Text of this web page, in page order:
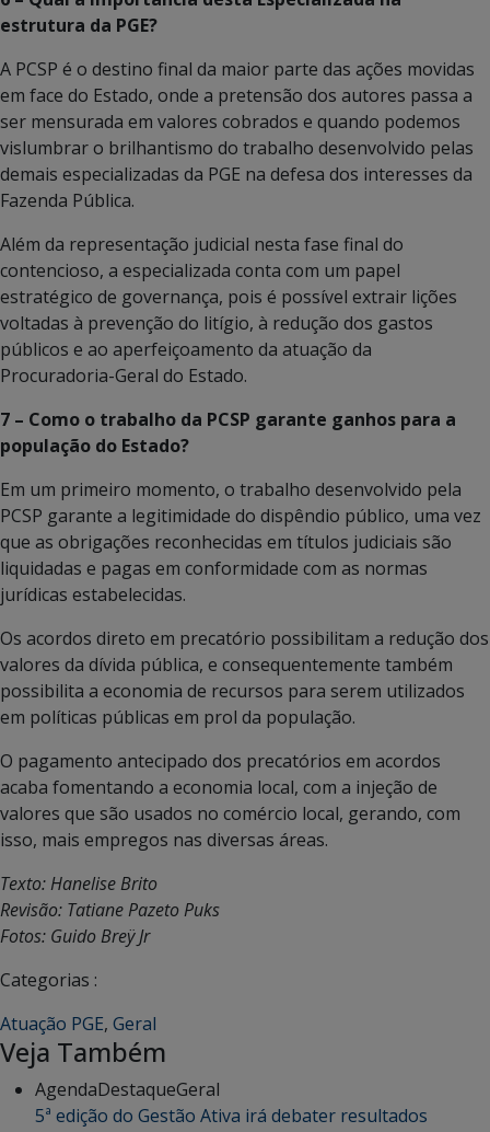
estrutura da PGE?
A PCSP é o destino final da maior parte das ações movidas
em face do Estado, onde a pretensão dos autores passa a
ser mensurada em valores cobrados e quando podemos
vislumbrar o brilhantismo do trabalho desenvolvido pelas
demais especializadas da PGE na defesa dos interesses da
Fazenda Pública.
Além da representação judicial nesta fase final do
contencioso, a especializada conta com um papel
estratégico de governança, pois é possível extrair lições
voltadas à prevenção do litígio, à redução dos gastos
públicos e ao aperfeiçoamento da atuação da
Procuradoria-Geral do Estado.
7 – Como o trabalho da PCSP garante ganhos para a
população do Estado?
Em um primeiro momento, o trabalho desenvolvido pela
PCSP garante a legitimidade do dispêndio público, uma vez
que as obrigações reconhecidas em títulos judiciais são
liquidadas e pagas em conformidade com as normas
jurídicas estabelecidas.
Os acordos direto em precatório possibilitam a redução dos
valores da dívida pública, e consequentemente também
possibilita a economia de recursos para serem utilizados
em políticas públicas em prol da população.
O pagamento antecipado dos precatórios em acordos
acaba fomentando a economia local, com a injeção de
valores que são usados no comércio local, gerando, com
isso, mais empregos nas diversas áreas.
Texto: Hanelise Brito
Revisão: Tatiane Pazeto Puks
Fotos: Guido Breÿ Jr
Categorias :
Atuação PGE, Geral
Veja Também
AgendaDestaqueGeral
5ª edição do Gestão Ativa irá debater resultados